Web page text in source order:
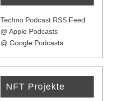
Techno Podcast RSS Feed
@ Apple Podcasts
@ Google Podcasts
NFT Projekte